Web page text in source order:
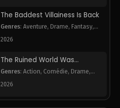
The Baddest Villainess Is Back
Genres:Aventure, Drame, Fantasy,
Romance
2026
The Ruined World Was
Mistaken for a Game
Genres:Action, Comédie, Drame,
Fantasy
2026